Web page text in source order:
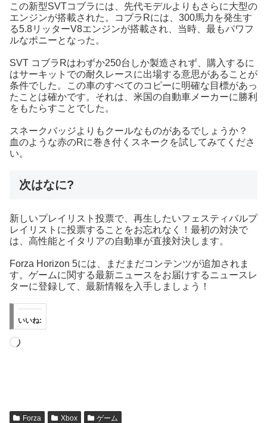
この新型SVTコブラには、先代モデルよりもさらに大型の
エンジンが搭載された。コブラRには、300馬力を発生す
る5.8リッターV8エンジンが搭載され、当時、最もパワフ
ルなポニーとなった。
SVT コブラRはわずか250台しか製造されず、購入するに
はサーキットでの耐久レースに出場する意思があることが
条件でした。この車のすべてのコピーに明確な目標があっ
たことは確かです。それは、米国の自動車メーカーに勝利
をもたらすことでした。
スネークバッジよりもクールなものがあるでしょうか？
血のような赤のRに巻き付くスネークを試してみてくださ
い。
次はなに?
新しいプレイリスト投票で、再生したいフェスティバルプ
レイリストに投票することをお忘れなく！最初の対決で
は、高性能とイタリアの自動車が直接対決します。
Forza Horizon 5には、まだまだコンテンツが追加されま
す。ゲームに関する最新ニュースをお届けするニュースレ
ターに登録して、最新情報を入手しましょう！
いいね:
読
Forza Xbox ゲーム